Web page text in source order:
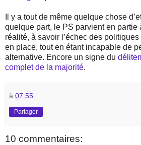
Il y a tout de même quelque chose
quelque part, le PS parvient en partie
réalité, à savoir l’échec des politiques
en place, tout en étant incapable de
alternative. Encore un signe du
complet de la majorité.
à 07:55
Partager
10 commentaires: